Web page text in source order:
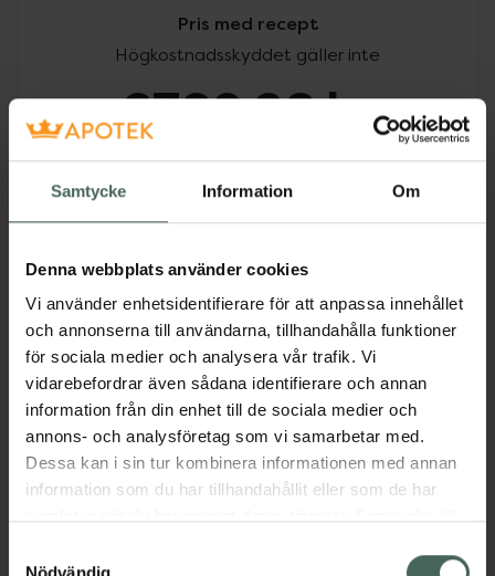
Samtycke Information Om
Denna webbplats använder cookies
Vi använder enhetsidentifierare för att anpassa innehållet
och annonserna till användarna, tillhandahålla funktioner
för sociala medier och analysera vår trafik. Vi
vidarebefordrar även sådana identifierare och annan
information från din enhet till de sociala medier och
annons- och analysföretag som vi samarbetar med.
Dessa kan i sin tur kombinera informationen med annan
information som du har tillhandahållit eller som de har
återkalla ditt samtycke via webbplatsens
Nödvändig
Pris med recept
Högkostnadsskyddet gäller inte
6760,98 kr
I apotek:6760,98 kr
Aktuella erbjudanden
Beskrivning
07350046340596